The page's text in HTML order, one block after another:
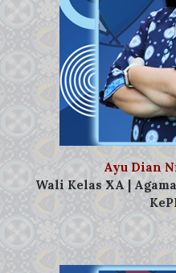
Ayu Dian
Wali Kelas XA |